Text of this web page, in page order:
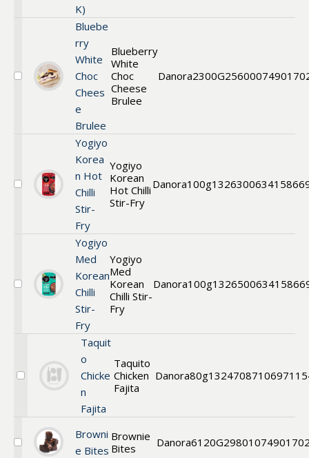
K)
Välj
Bluebe
rry
White
Choc
Chees
e
Brulee
Blueberry
White
Choc
Cheese
Brulee
Danora2300G2560
Välj
Chilli
Yogiyo
Korea
n Hot
Chilli
Stir-
Fry
Yogiyo
Korean
Hot Chilli
Stir-Fry
Danora100g13263
Välj
Chilli
Yogiyo
Med
Korean
Chilli
Stir-
Fry
Yogiyo
Med
Korean
Chilli Stir-
Fry
Danora100g13265
Välj
Taquit
o
Chicke
n
Fajita
Taquito
Chicken
Fajita
Danora80g13247
Välj
Browni
e Bites
Brownie
Bites
Danora6120G2980